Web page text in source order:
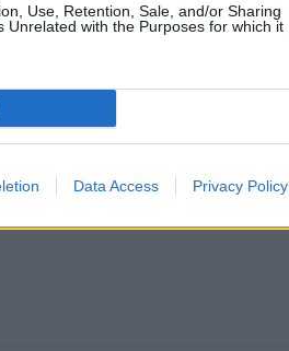
Use, Retention, Sale, and/or Sharing
Unrelated with the Purposes for which it
Data Access Privacy Policy